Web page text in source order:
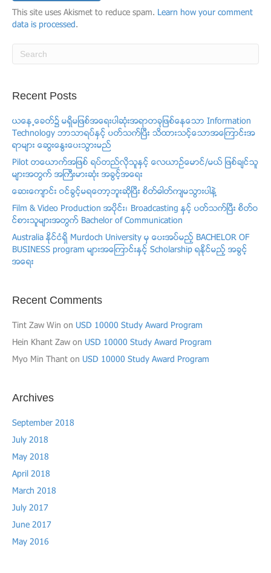
This site uses Akismet to reduce spam. Learn how your comment
data is processed.
Recent Posts
ယေန႕ေခတ္၌ မရွိမျဖစ္အေရးပါဆံုးအရာတခုျဖစ္ေနေသာ Information
Technology ဘာသာရပ္ႏွင့္ ပတ္သက္ၿပီး သိထားသင့္ေသာအေၾကာင္းအ
ရာမ်ား ေဆြးေႏြးေပးသြားမည္
Pilot တေယာက္အျဖစ္ ရပ္တည္လိုသူႏွင့္ ​ေလယာဥ္ေမာင္/မယ္ ျဖစ္ခ်င္သူ
မ်ားအတြက္ အႀကီးမားဆံုး အခြင့္အေရး
ေဆးေက်ာင္း ဝင္ခြင့္မရေတာ့ဘူးဆိုၿပီး စိတ္ဓါတ္က်မသြားပါနဲ႔
Film & Video Production အပုိင္း၊ Broadcasting ႏွင့္ ပတ္သက္ၿပီး စိတ္ဝ
င္စားသူမ်ားအတြက္ Bachelor of Communication
Australia ႏိုင္ငံရွိ Murdoch University မွ ေပးအပ္မည့္ BACHELOR OF
BUSINESS program မ်ားအေၾကာင္းႏွင့္ Scholarship ရႏိုင္မည့္ အခြင့္
အေရး
Recent Comments
Tint Zaw Win on USD 10000 Study Award Program
Hein Khant Zaw on USD 10000 Study Award Program
Myo Min Thant on USD 10000 Study Award Program
Archives
September 2018
July 2018
May 2018
April 2018
March 2018
July 2017
June 2017
May 2016